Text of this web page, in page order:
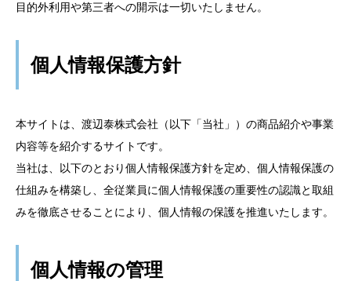
目的外利用や第三者への開示は一切いたしません。
個人情報保護方針
本サイトは、渡辺泰株式会社（以下「当社」）の商品紹介や事業
内容等を紹介するサイトです。
当社は、以下のとおり個人情報保護方針を定め、個人情報保護の
仕組みを構築し、全従業員に個人情報保護の重要性の認識と取組
みを徹底させることにより、個人情報の保護を推進いたします。
個人情報の管理